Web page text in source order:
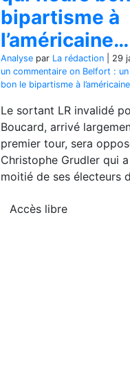
bipartisme à
l’américaine…
Analyse par La rédaction 29
un commentaire on Belfort :
bon le bipartisme à
Le sortant LR invalidé
Boucard, arrivé
premier tour, sera
Christophe Grudler qui
moitié de ses électeurs
Accès libre